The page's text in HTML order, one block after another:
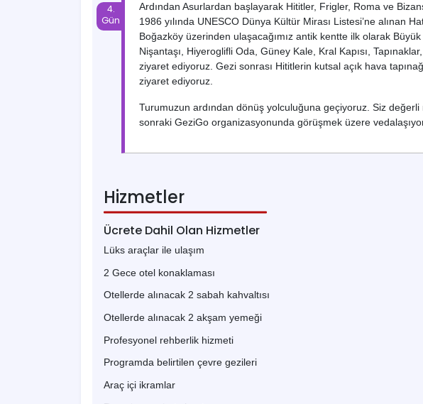
Ardından Asurlardan başlayarak Hititler, Frigler, Roma ve
1986 yılında UNESCO Dünya Kültür Mirası Listesi’ne alınan
Boğazköy üzerinden ulaşacağımız antik kentte ilk olarak
Nişantaşı, Hiyeroglifli Oda, Güney Kale, Kral Kapısı,
ziyaret ediyoruz. Gezi sonrası Hititlerin kutsal açık hava
ziyaret ediyoruz.
Turumuzun ardından dönüş yolculuğuna geçiyoruz. Siz değerli
sonraki GeziGo organizasyonunda görüşmek üzere
Hizmetler
Ücrete Dahil Olan Hizmetler
Lüks araçlar ile ulaşım
2 Gece otel konaklaması
Otellerde alınacak 2 sabah kahvaltısı
Otellerde alınacak 2 akşam yemeği
Profesyonel rehberlik hizmeti
Programda belirtilen çevre gezileri
Araç içi ikramlar